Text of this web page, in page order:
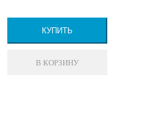
КУПИТЬ
В КОРЗИНУ